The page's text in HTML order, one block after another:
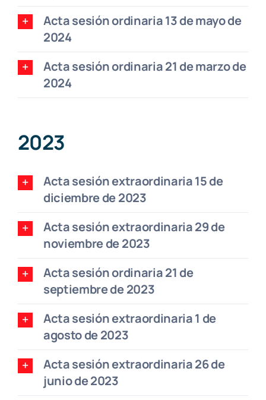
Acta sesión ordinaria 13 de mayo de
2024
Acta sesión ordinaria 21 de marzo de
2024
2023
Acta sesión extraordinaria 15 de
diciembre de 2023
Acta sesión extraordinaria 29 de
noviembre de 2023
Acta sesión ordinaria 21 de
septiembre de 2023
Acta sesión extraordinaria 1 de
agosto de 2023
Acta sesión extraordinaria 26 de
junio de 2023